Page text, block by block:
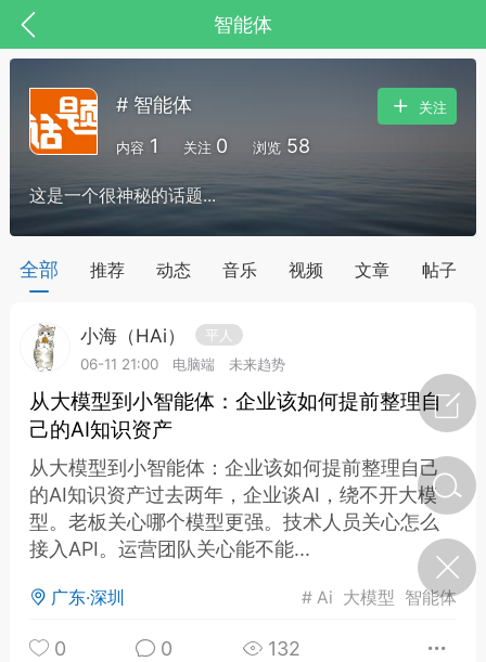
智能体
，华夏中医人：家门口的中医人！
节气气象
特急预警】关
急提示
如何购买【理肺清瘟膏】
# 智能体
内容 1 关注 0 浏览 58
关注
这是一个很神秘的话题...
全部 推荐 动态 音乐 视频 文章 帖子
小海（HAi）
平人
06-11 21:00
电脑端 未来趋势
从大模型到小智能体：企业该如何提前整理自
己的AI知识资产
从大模型到小智能体：企业该如何提前整理自己
的AI知识资产过去两年，企业谈AI，绕不开大模
型。老板关心哪个模型更强。技术人员关心怎么
接入API。运营团队关心能不能...
广东·深圳 #Ai 大模型 智能体
0 0 132